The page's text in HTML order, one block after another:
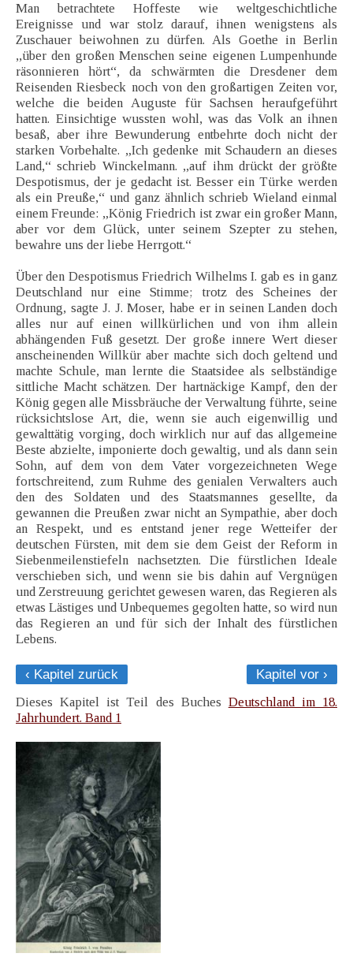
Man betrachtete Hoffeste wie weltgeschichtliche
Ereignisse und war stolz darauf, ihnen wenigstens als
Zuschauer beiwohnen zu dürfen. Als Goethe in Berlin
,,über den großen Menschen seine eigenen Lumpenhunde
räsonnieren hört“, da schwärmten die Dresdener dem
Reisenden Riesbeck noch von den großartigen Zeiten vor,
welche die beiden Auguste für Sachsen heraufgeführt
hatten. Einsichtige wussten wohl, was das Volk an ihnen
besaß, aber ihre Bewunderung entbehrte doch nicht der
starken Vorbehalte. „Ich gedenke mit Schaudern an dieses
Land,“ schrieb Winckelmann. ,,auf ihm drückt der größte
Despotismus, der je gedacht ist. Besser ein Türke werden
als ein Preuße,“ und ganz ähnlich schrieb Wieland einmal
einem Freunde: „König Friedrich ist zwar ein großer Mann,
aber vor dem Glück, unter seinem Szepter zu stehen,
bewahre uns der liebe Herrgott.“
Über den Despotismus Friedrich Wilhelms I. gab es in ganz
Deutschland nur eine Stimme; trotz des Scheines der
Ordnung, sagte J. J. Moser, habe er in seinen Landen doch
alles nur auf einen willkürlichen und von ihm allein
abhängenden Fuß gesetzt. Der große innere Wert dieser
anscheinenden Willkür aber machte sich doch geltend und
machte Schule, man lernte die Staatsidee als selbständige
sittliche Macht schätzen. Der hartnäckige Kampf, den der
König gegen alle Missbräuche der Verwaltung führte, seine
rücksichtslose Art, die, wenn sie auch eigenwillig und
gewalttätig vorging, doch wirklich nur auf das allgemeine
Beste abzielte, imponierte doch gewaltig, und als dann sein
Sohn, auf dem von dem Vater vorgezeichneten Wege
fortschreitend, zum Ruhme des genialen Verwalters auch
den des Soldaten und des Staatsmannes gesellte, da
gewannen die Preußen zwar nicht an Sympathie, aber doch
an Respekt, und es entstand jener rege Wetteifer der
deutschen Fürsten, mit dem sie dem Geist der Reform in
Siebenmeilenstiefeln nachsetzten. Die fürstlichen Ideale
verschieben sich, und wenn sie bis dahin auf Vergnügen
und Zerstreuung gerichtet gewesen waren, das Regieren als
etwas Lästiges und Unbequemes gegolten hatte, so wird nun
das Regieren an und für sich der Inhalt des fürstlichen
Lebens.
‹ Kapitel zurück
Kapitel vor ›
Dieses Kapitel ist Teil des Buches Deutschland im 18.
Jahrhundert. Band 1